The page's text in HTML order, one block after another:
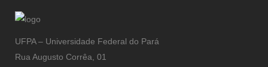
UFPA – Universidade Federal do Pará
Rua Augusto Corrêa, 01